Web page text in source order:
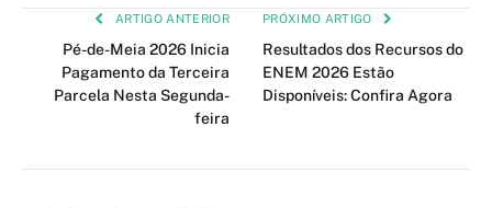
ARTIGO ANTERIOR
Pé-de-Meia 2026 Inicia
Pagamento da Terceira
Parcela Nesta Segunda-
feira
PRÓXIMO ARTIGO
Resultados dos Recursos do
ENEM 2026 Estão
Disponíveis: Confira Agora